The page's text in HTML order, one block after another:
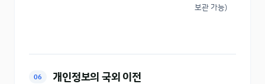
보관 가능)
06 개인정보의 국외 이전